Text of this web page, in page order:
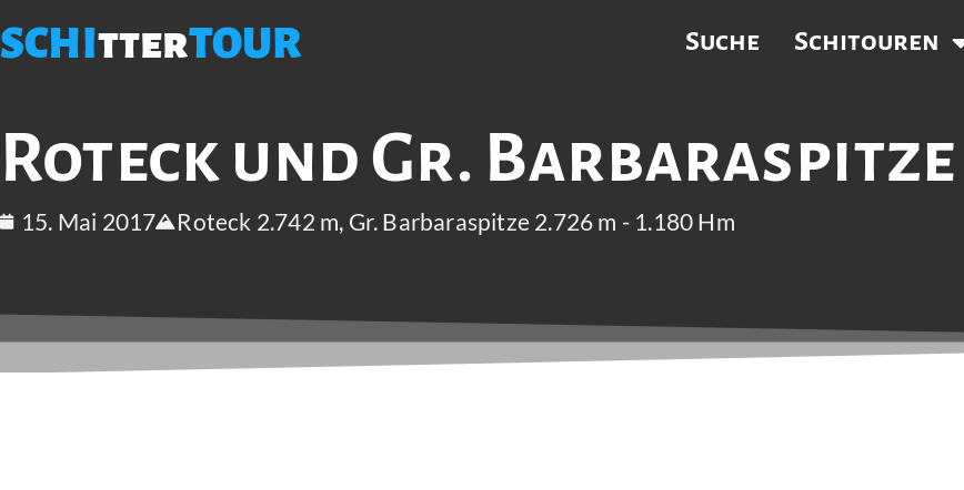
SCHItterTOUR Suche Schitouren
Roteck und Gr. Barbaraspitze
15. Mai 2017 Roteck 2.742 m, Gr. Barbaraspitze 2.726 m - 1.180 Hm